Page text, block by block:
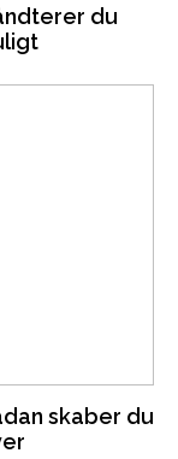
du
skaber du